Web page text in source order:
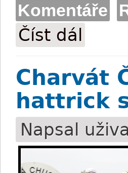
Komentáře
Číst dál
Charvát
hattrick
Napsal